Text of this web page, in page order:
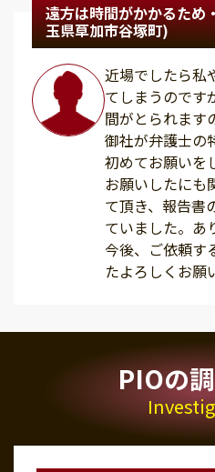
遠方は時間がかかるため
玉県草加市谷塚町)
近場でしたら私
てしまうのです
間がとられます
御社が弁護士の
初めてお願いを
お願いしたにも
て頂き、報告書
ていました。あ
今後、ご依頼す
たよろしくお願
PIOの